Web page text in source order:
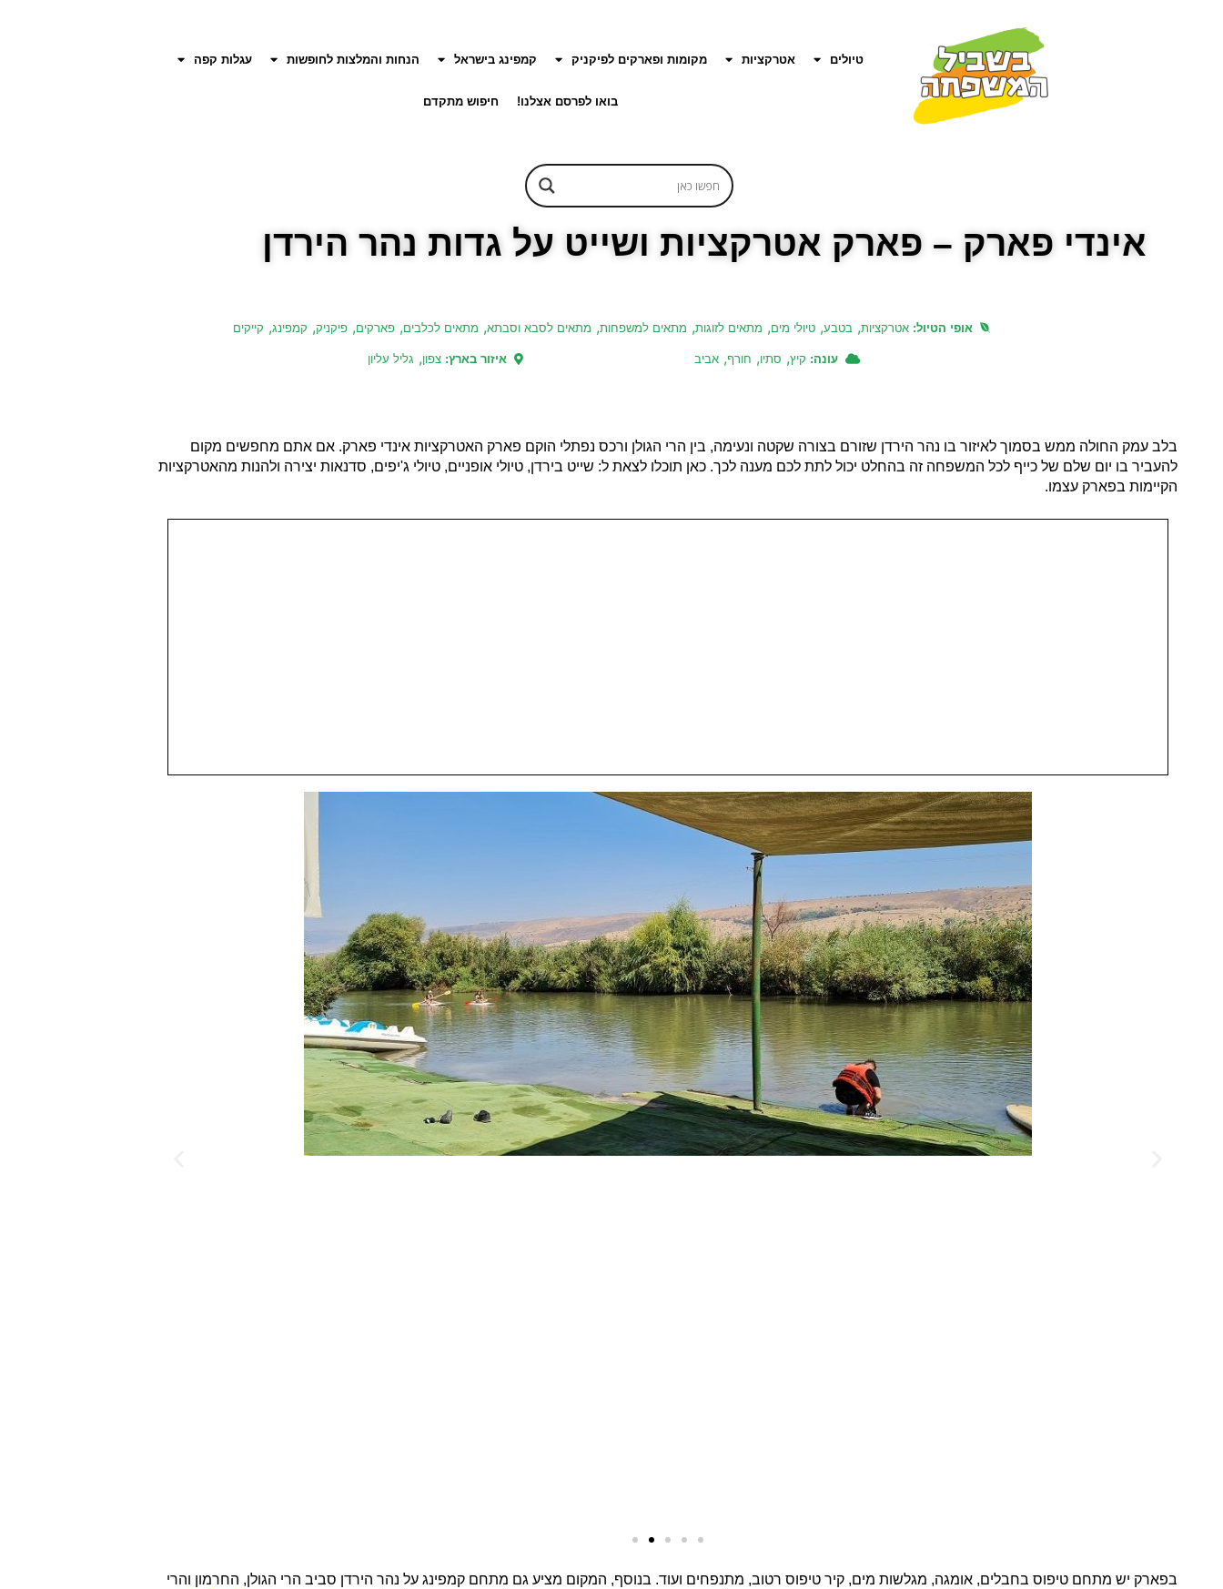
טיולים אטרקציות מקומות ופארקים לפיקניק קמפינג בישראל הנחות והמלצות לחופשות עגלות קפה
בואו לפרסם אצלנו! חיפוש מתקדם
אינדי פארק – פארק אטרקציות ושייט על גדות נהר הירדן
אופי הטיול: אטרקציות, בטבע, טיולי מים, מתאים לזוגות, מתאים למשפחות, מתאים לסבא וסבתא, מתאים לכלבים, פארקים, פיקניק, קמפינג, קייקים
עונה: קיץ, סתיו, חורף, אביב איזור בארץ: צפון, גליל עליון
בלב עמק החולה ממש בסמוך לאיזור בו נהר הירדן שזורם בצורה שקטה ונעימה, בין הרי הגולן ורכס נפתלי הוקם פארק האטרקציות אינדי פארק. אם אתם מחפשים מקום
להעביר בו יום שלם של כייף לכל המשפחה זה בהחלט יכול לתת לכם מענה לכך. כאן תוכלו לצאת ל: שייט בירדן, טיולי אופניים, טיולי ג'יפים, סדנאות יצירה ולהנות מהאטרקציות
הקיימות בפארק עצמו.
בפארק יש מתחם טיפוס בחבלים, אומגה, מגלשות מים, קיר טיפוס רטוב, מתנפחים ועוד. בנוסף, המקום מציע גם מתחם קמפינג על נהר הירדן סביב הרי הגולן, החרמון והרי